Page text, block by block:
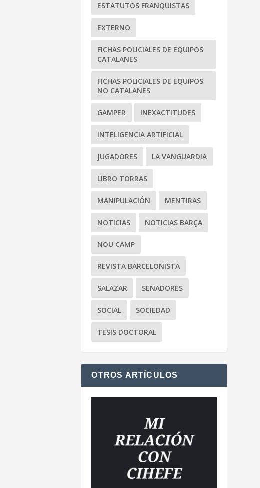
ESTATUTOS FRANQUISTAS
EXTERNO
FICHAS POLICIALES DE EQUIPOS
CATALANES
FICHAS POLICIALES DE EQUIPOS
NO CATALANES
GAMPER INEXACTITUDES
INTELIGENCIA ARTIFICIAL
JUGADORES LA VANGUARDIA
LIBRO TORRAS
MANIPULACIÓN MENTIRAS
NOTICIAS NOTICIAS BARÇA
NOU CAMP
REVISTA BARCELONISTA
SALAZAR SENADORES
SOCIAL SOCIEDAD
TESIS DOCTORAL
OTROS ARTÍCULOS